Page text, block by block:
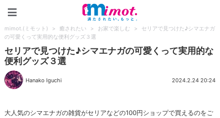
mimot.(ミモット) > 癒されたい > お家で楽しむ >
セリアで見つけた♪シマエナガ
の可愛くって実用的な便利グッズ３選
セリアで見つけた♪シマエナガの可愛くって実用的な
便利グッズ３選
Hanako Iguchi 2024.2.24 20:24
大人気のシマエナガの雑貨がセリアなどの100円ショップで買えるのをご